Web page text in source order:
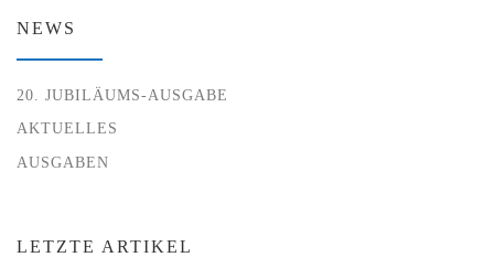
NEWS
20. JUBILÄUMS-AUSGABE
AKTUELLES
AUSGABEN
LETZTE ARTIKEL